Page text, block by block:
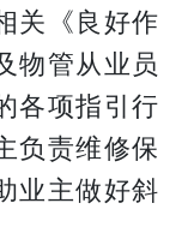
关《良好作
物管从业员
各项指引行
负责维修保
业主做好斜